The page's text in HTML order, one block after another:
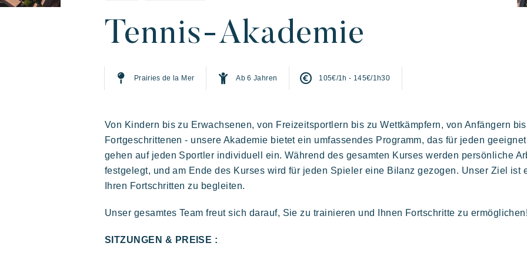
Prairies de la mer
Abwechslungsreich
Fröhlich
Unvergesslich
Kon Tiki
Festlich
Tropisches Paradies
Tennis-Akademie
Prairies de la Mer Ab 6 Jahren 105€/1h - 145€/1h30
Von Kindern bis zu Erwachsenen, von Freizeitsportlern bis zu Wettkämpfern, von Anfängern
Fortgeschrittenen - unsere Akademie bietet ein umfassendes Programm, das für jeden
gehen auf jeden Sportler individuell ein. Während des gesamten Kurses werden persönliche
festgelegt, und am Ende des Kurses wird für jeden Spieler eine Bilanz gezogen. Unser Ziel ist
Ihren Fortschritten zu begleiten.
Unser gesamtes Team freut sich darauf, Sie zu trainieren und Ihnen Fortschritte zu ermöglichen!
SITZUNGEN & PREISE :